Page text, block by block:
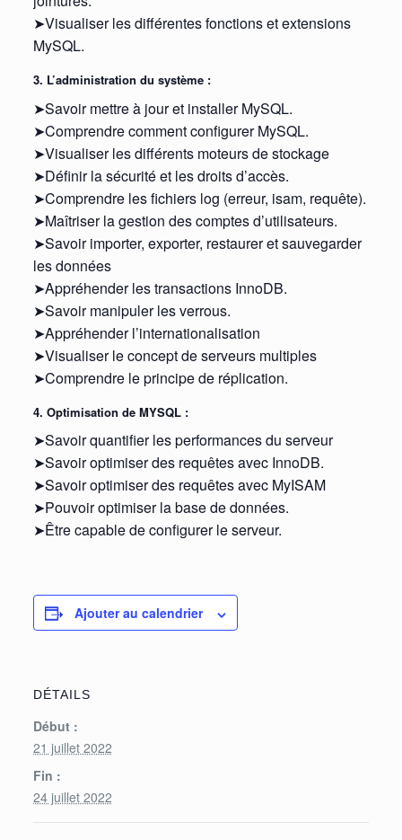
➤Visualiser les différentes fonctions et extensions
MySQL.
3. L’administration du système :
➤Savoir mettre à jour et installer MySQL.
➤Comprendre comment configurer MySQL.
➤Visualiser les différents moteurs de stockage
➤Définir la sécurité et les droits d’accès.
➤Comprendre les fichiers log (erreur, isam, requête).
➤Maîtriser la gestion des comptes d’utilisateurs.
➤Savoir importer, exporter, restaurer et sauvegarder
les données
➤Appréhender les transactions InnoDB.
➤Savoir manipuler les verrous.
➤Appréhender l’internationalisation
➤Visualiser le concept de serveurs multiples
➤Comprendre le principe de réplication.
4. Optimisation de MYSQL :
➤Savoir quantifier les performances du serveur
➤Savoir optimiser des requêtes avec InnoDB.
➤Savoir optimiser des requêtes avec MyISAM
➤Pouvoir optimiser la base de données.
➤Être capable de configurer le serveur.
Ajouter au calendrier
DÉTAILS
Début :
21 juillet 2022
Fin :
24 juillet 2022